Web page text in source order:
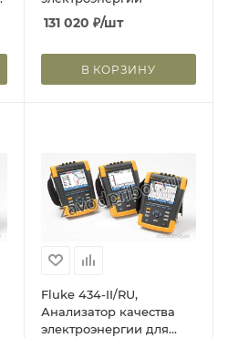
131 020 ₽/шт
В КОРЗИНУ
Fluke 434-II/RU,
Анализатор качества
электроэнергии для